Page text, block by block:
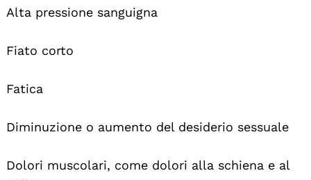
Alta pressione sanguigna
Fiato corto
Fatica
Diminuzione o aumento del desiderio sessuale
Dolori muscolari, come dolori alla schiena e al